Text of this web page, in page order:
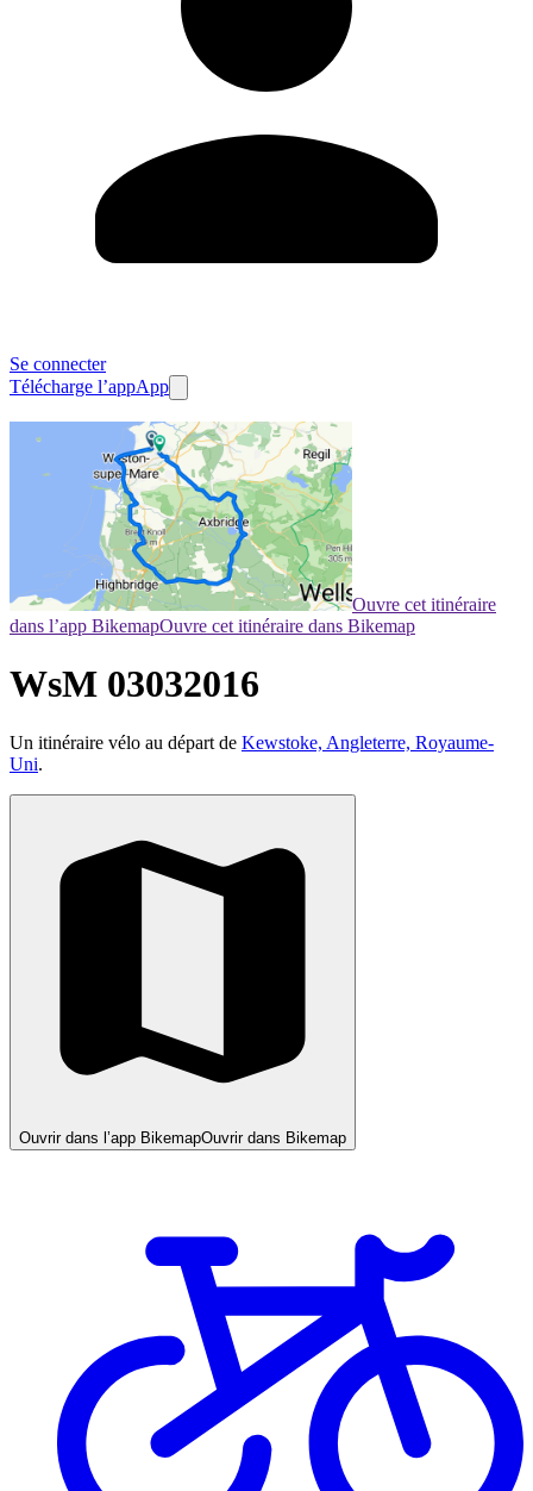
Se connecter
Télécharge l’appApp
Ouvre cet itinéraire
dans l’app BikemapOuvre cet itinéraire dans Bikemap
WsM 03032016
Un itinéraire vélo au départ de Kewstoke, Angleterre, Royaume-
Uni.
Ouvrir dans l’app BikemapOuvrir dans Bikemap